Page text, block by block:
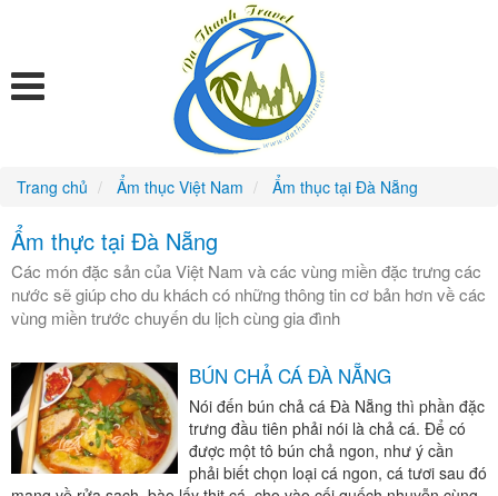
Trang chủ Ẩm thục Việt Nam Ẩm thục tại Đà Nẵng
Ẩm thực tại Đà Nẵng
Các món đặc sản của Việt Nam và các vùng miền đặc trưng các
nước sẽ giúp cho du khách có những thông tin cơ bản hơn về các
vùng miền trước chuyến du lịch cùng gia đình
BÚN CHẢ CÁ ĐÀ NẴNG
Nói đến bún chả cá Đà Nẵng thì phần đặc
trưng đầu tiên phải nói là chả cá. Để có
được một tô bún chả ngon, như ý cần
phải biết chọn loại cá ngon, cá tươi sau đó